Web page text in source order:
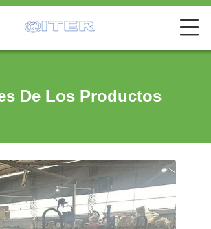
De Los Productos